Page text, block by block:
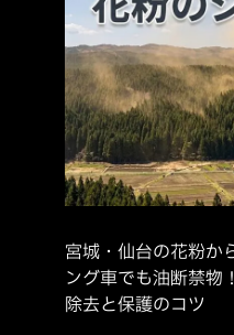
宮城・仙台の花粉か
ング車でも油断禁物
除去と保護のコツ